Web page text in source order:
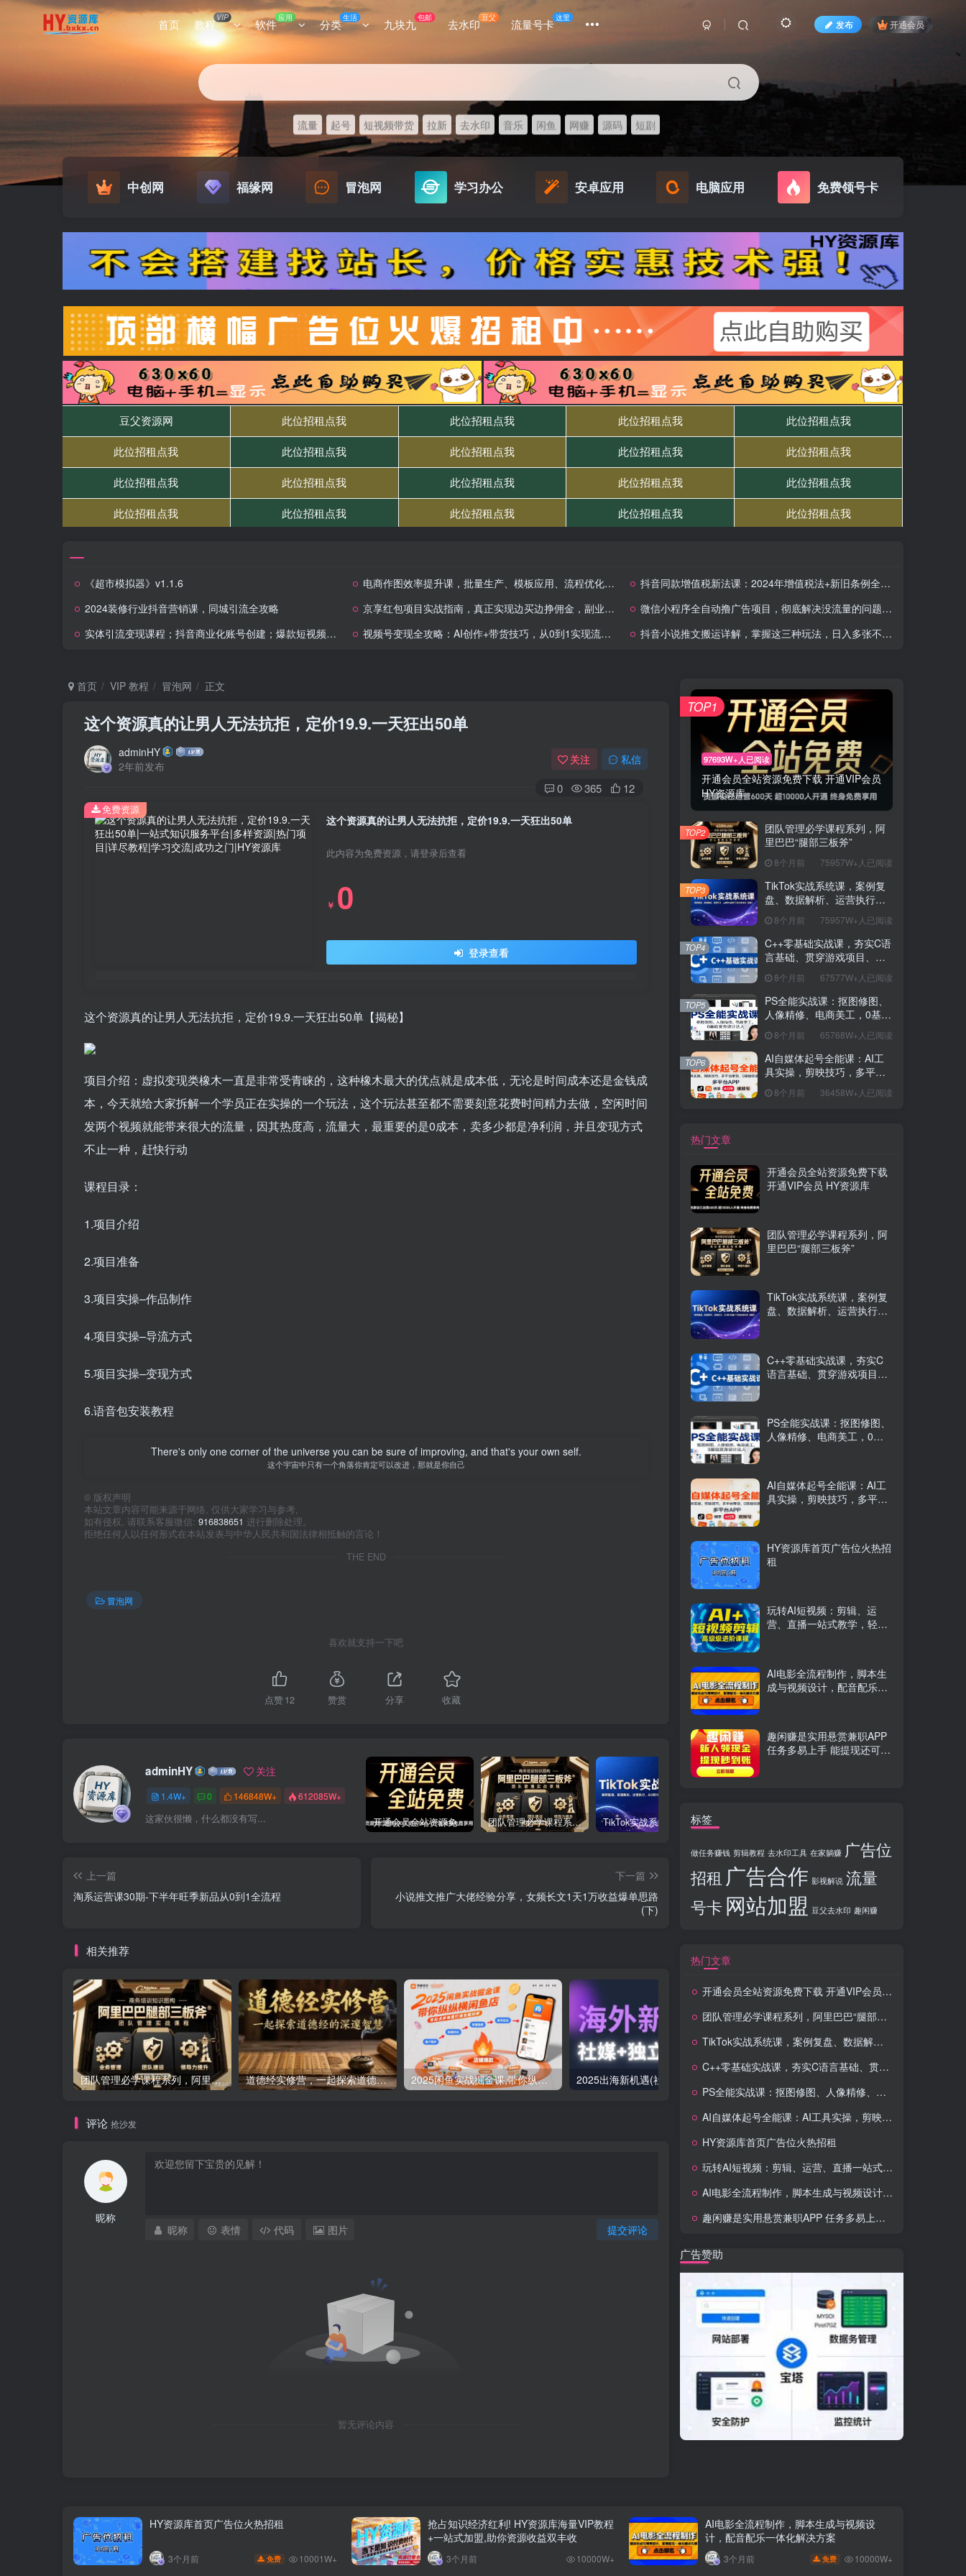
首页 教程VIP 软件 应用 分类生活 九块九包邮 去水印豆父 流量号卡这里
发布 开通会员
流量 起号 短视频带货 拉新 去水印 音乐 闲鱼 网赚 源码 短剧
中创网 福缘网 冒泡网 学习办公 安卓应用 电脑应用 免费领号卡
《超市模拟器》v1.1.6 电商作图效率提升课，批量生产、模板应用、流程优化，20+细分品类实操案例，月赚3万
抖音同款增值税新法课：2024年增值税法+新旧条例全解析
2024装修行业抖音营销课，同城引流全攻略
京享红包项目实战指南，真正实现边买边挣佣金，副业从转发红包开始
微信小程序全自动撸广告项目，彻底解决没流量的问题，新手一天8张+
实体引流变现课程；抖音商业化账号创建；爆款短视频打造与发布技巧
视频号变现全攻略：AI创作+带货技巧，从0到1实现流量变现 抖音小说推文搬运详解，掌握这三种玩法，日入多张不是问题
首页 VIP 教程 冒泡网 正文
这个资源真的让男人无法抗拒，定价19.9.一天狂出50单
adminHY
2年前发布
关注 私信
0 365 12
这个资源真的让男人无法抗拒，定价19.9.一天狂出50单
此内容为免费资源，请登录后查看
￥ 0
登录查看
免费资源
这个资源真的让男人无法抗拒，定价19.9.一天狂出50单【揭秘】
项目介绍：虚拟变现类橡木一直是非常受青睐的，这种橡木最大的优点就是成本低，无论是时间成本还是金钱成
本，今天就给大家拆解一个学员正在实操的一个玩法，这个玩法甚至都不需要刻意花费时间精力去做，空闲时间
发两个视频就能带来很大的流量，因其热度高，流量大，最重要的是0成本，卖多少都是净利润，并且变现方式
不止一种，赶快行动
课程目录：
1.项目介绍
2.项目准备
3.项目实操–作品制作
4.项目实操–导流方式
5.项目实操–变现方式
6.语音包安装教程
There's only one corner of the universe you can be sure of improving, and that's your own self.
这个宇宙中只有一个角落你肯定可以改进，那就是你自己
© 版权声明
本站文章内容可能来源于网络, 仅供大家学习与参考,
如有侵权, 请联系客服微信: 916838651 进行删除处理。
拒绝任何人以任何形式在本站发表与中华人民共和国法律相抵触的言论！
THE END
冒泡网
喜欢就支持一下吧
点赞12 赞赏 分享 收藏
adminHY 关注
1.4W+ 0 146848W+ 612085W+
这家伙很懒，什么都没有写... 开通会员全站资源免费下载 开通VIP会员 HY资源库 团队管理必学课程系列，阿里巴巴“腿部三板斧” TikTok实战系统课，案例复盘、数据解析、运营执行，从0到1构建千万级电商体系（更新）
上一篇
淘系运营课30期-下半年旺季新品从0到1全流程
下一篇
小说推文推广大佬经验分享，女频长文1天1万收益爆单思路
(下)
相关推荐
团队管理必学课程系列，阿里巴巴“腿部三板斧” 道德经实修营，一起探索道德经的深邃智慧 2025闲鱼实战掘金课,带你纵横闲鱼店,零起点多维度打造全能玩家
评论 抢沙发
昵称
提交评论
昵称 表情 代码 图片
暂无评论内容
97693W+人已阅读
开通会员全站资源免费下载 开通VIP会员
HY资源库
TOP1
团队管理必学课程系列，阿
里巴巴“腿部三板斧”
8个月前 75957W+人已阅读
TOP2
TikTok实战系统课，案例复
盘、数据解析、运营执行，
（更新）
8个月前 75957W+人已阅读
TOP3
C++零基础实战课，夯实C语
言基础、贯穿游戏项目、掌
薪15K+岗位
8个月前 67577W+人已阅读
TOP4
PS全能实战课：抠图修图、
人像精修、电商美工，0基础
8个月前 65768W+人已阅读
TOP5
AI自媒体起号全能课：AI工
具实操，剪映技巧，多平台
8个月前 36458W+人已阅读
TOP6
热门文章
开通会员全站资源免费下载
开通VIP会员 HY资源库
团队管理必学课程系列，阿
里巴巴“腿部三板斧”
TikTok实战系统课，案例复
盘、数据解析、运营执行，
C++零基础实战课，夯实C
语言基础、贯穿游戏项目、
PS全能实战课：抠图修图、
人像精修、电商美工，0基
AI自媒体起号全能课：AI工
具实操，剪映技巧，多平台
HY资源库首页广告位火热招
租
玩转AI短视频：剪辑、运
营、直播一站式教学，轻松
AI电影全流程制作，脚本生
成与视频设计，配音配乐一
趣闲赚是实用悬赏兼职APP
任务多易上手 能提现还可邀
标签
做任务赚钱 剪辑教程 去水印工具 在家躺赚 广告位
招租 广告合作 影视解说 流量
号卡 网站加盟 豆父去水印 趣闲赚
热门文章
开通会员全站资源免费下载 开通VIP会员 HY资源库
团队管理必学课程系列，阿里巴巴“腿部三板斧”
TikTok实战系统课，案例复盘、数据解析、运营执行，从0到1构建千万级电商体系（更新）
C++零基础实战课，夯实C语言基础、贯穿游戏项目、掌握开发思维，学成可挑战月薪15K+岗位
PS全能实战课：抠图修图、人像精修、电商美工，0基础变身设计达人
AI自媒体起号全能课：AI工具实操，剪映技巧，多平台带货，0基础快速变现
HY资源库首页广告位火热招租
玩转AI短视频：剪辑、运营、直播一站式教学，轻松打造流量神话
AI电影全流程制作，脚本生成与视频设计，配音配乐一体化解决方案
趣闲赚是实用悬赏兼职APP 任务多易上手 能提现还可邀友分成
广告赞助
HY资源库首页广告位火热招租
3个月前 免费 10001W+
抢占知识经济红利! HY资源库海量VIP教程
+一站式加盟,助你资源收益双丰收
3个月前 10000W+
AI电影全流程制作，脚本生成与视频设
计，配音配乐一体化解决方案
3个月前 免费 10000W+